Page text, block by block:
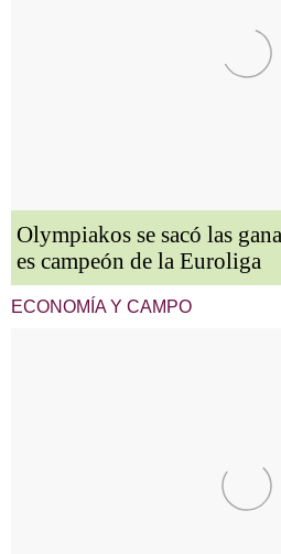
Olympiakos se sacó las
es campeón de la Euroliga
ECONOMÍA Y CAMPO